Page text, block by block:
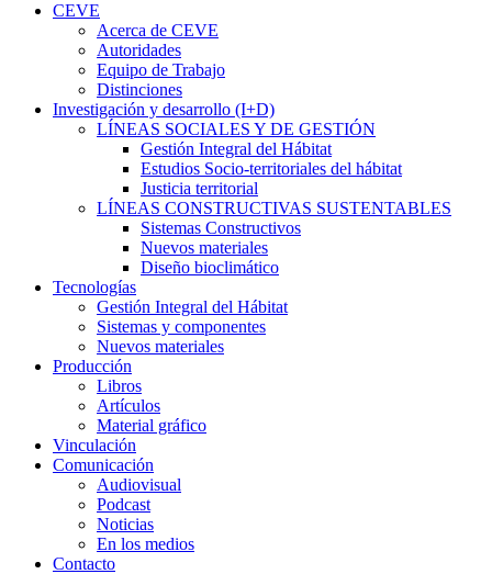
CEVE
Acerca de CEVE
Autoridades
Equipo de Trabajo
Distinciones
Investigación y desarrollo (I+D)
LÍNEAS SOCIALES Y DE GESTIÓN
Gestión Integral del Hábitat
Estudios Socio-territoriales del hábitat
Justicia territorial
LÍNEAS CONSTRUCTIVAS SUSTENTABLES
Sistemas Constructivos
Nuevos materiales
Diseño bioclimático
Tecnologías
Gestión Integral del Hábitat
Sistemas y componentes
Nuevos materiales
Producción
Libros
Artículos
Material gráfico
Vinculación
Comunicación
Audiovisual
Podcast
Noticias
En los medios
Contacto